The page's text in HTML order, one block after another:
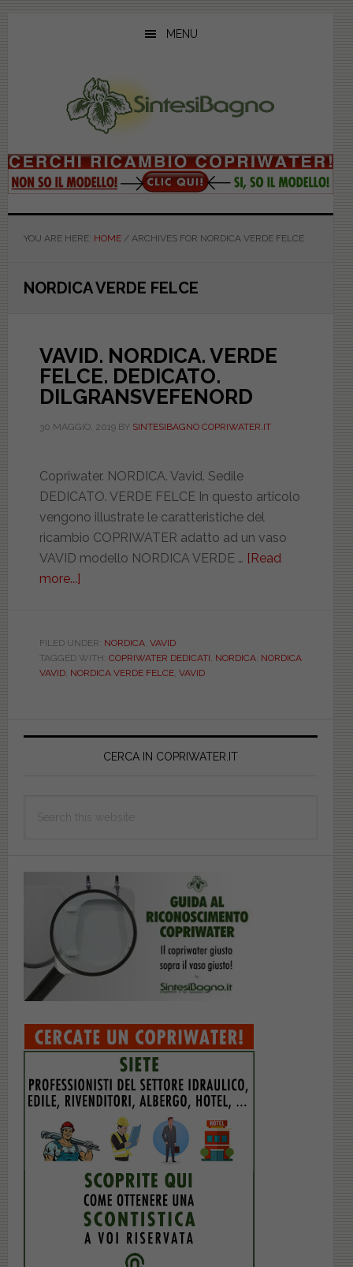
MENU
YOU ARE HERE: HOME /ARCHIVES FOR NORDICA VERDE FELCE
NORDICA VERDE FELCE
VAVID. NORDICA. VERDE
FELCE. DEDICATO.
DILGRANSVEFENORD
30 MAGGIO, 2019BY SINTESIBAGNO COPRIWATER.IT
Copriwater. NORDICA. Vavid. Sedile
DEDICATO. VERDE FELCE In questo articolo
vengono illustrate le caratteristiche del
ricambio COPRIWATER adatto ad un vaso
VAVID modello NORDICA VERDE … [Read
more...]
VERDE
FELCE.
DEDICATO.
FILED UNDER: NORDICA, VAVID
TAGGED WITH: COPRIWATER DEDICATI, NORDICA, NORDICA
VAVID, NORDICA VERDE FELCE, VAVID
Primary
CERCA IN COPRIWATER.IT